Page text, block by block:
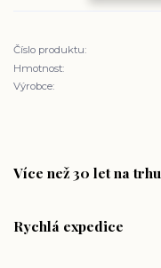
Číslo produktu:
Hmotnost:
Výrobce:
Více než 30 let na trhu
Rychlá expedice